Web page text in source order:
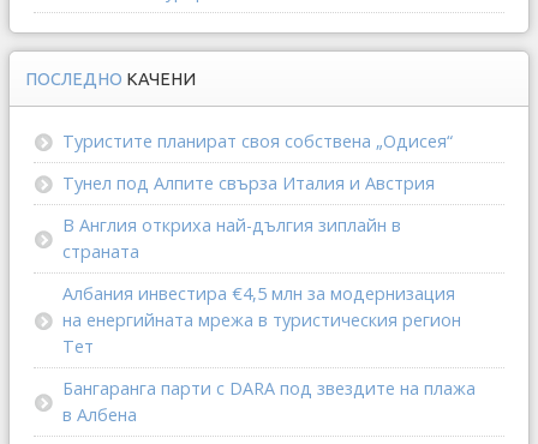
ПОСЛЕДНО КАЧЕНИ
Туристите планират своя собствена „Одисея“
Тунел под Алпите свърза Италия и Австрия
В Англия откриха най-дългия зиплайн в
страната
Албания инвестира €4,5 млн за модернизация
на енергийната мрежа в туристическия регион
Тет
Бангаранга парти с DARA под звездите на плажа
в Албена